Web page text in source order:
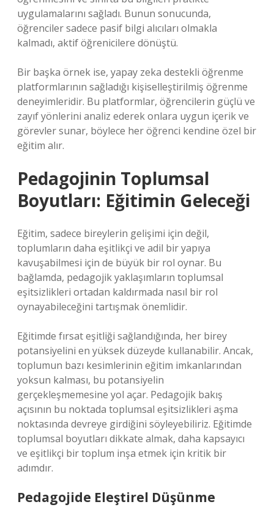
uygulamalarını sağladı. Bunun sonucunda,
öğrenciler sadece pasif bilgi alıcıları olmakla
kalmadı, aktif öğrenicilere dönüştü.
Bir başka örnek ise, yapay zeka destekli öğrenme
platformlarının sağladığı kişiselleştirilmiş öğrenme
deneyimleridir. Bu platformlar, öğrencilerin güçlü ve
zayıf yönlerini analiz ederek onlara uygun içerik ve
görevler sunar, böylece her öğrenci kendine özel bir
eğitim alır.
Pedagojinin Toplumsal
Boyutları: Eğitimin Geleceği
Eğitim, sadece bireylerin gelişimi için değil,
toplumların daha eşitlikçi ve adil bir yapıya
kavuşabilmesi için de büyük bir rol oynar. Bu
bağlamda, pedagojik yaklaşımların toplumsal
eşitsizlikleri ortadan kaldırmada nasıl bir rol
oynayabileceğini tartışmak önemlidir.
Eğitimde fırsat eşitliği sağlandığında, her birey
potansiyelini en yüksek düzeyde kullanabilir. Ancak,
toplumun bazı kesimlerinin eğitim imkanlarından
yoksun kalması, bu potansiyelin
gerçekleşmemesine yol açar. Pedagojik bakış
açısının bu noktada toplumsal eşitsizlikleri aşma
noktasında devreye girdiğini söyleyebiliriz. Eğitimde
toplumsal boyutları dikkate almak, daha kapsayıcı
ve eşitlikçi bir toplum inşa etmek için kritik bir
adımdır.
Pedagojide Eleştirel Düşünme